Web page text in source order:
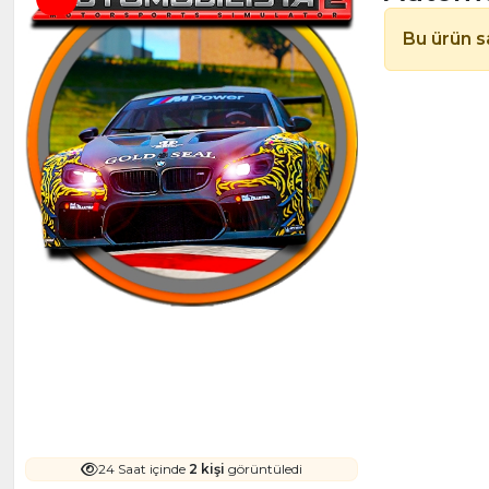
24 Saat içinde 2 kişi görüntüledi
Bu ürün